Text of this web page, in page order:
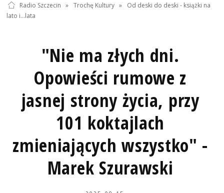
Radio Szczecin » Trochę Kultury »
Od deski do deski - książki na
lato i...lata
"Nie ma złych dni.
Opowieści rumowe z
jasnej strony życia, przy
101 koktajlach
zmieniających wszystko" -
Marek Szurawski